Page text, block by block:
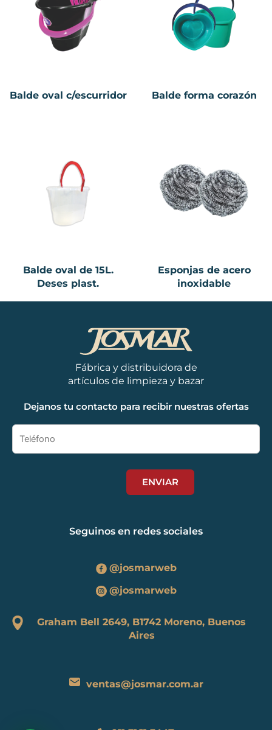
Balde oval c/escurridor Balde forma corazón
Balde oval de 15L.
Deses plast.
Esponjas de acero
inoxidable
Fábrica y distribuidora de
artículos de limpieza y bazar
Dejanos tu contacto para recibir nuestras ofertas
Seguinos en redes sociales
@josmarweb
@josmarweb
Graham Bell 2649, B1742 Moreno, Buenos
Aires
ventas@josmar.com.ar